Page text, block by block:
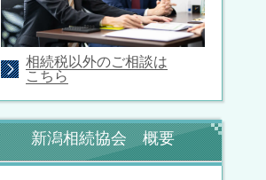
相続税以外のご相談は
こちら
新潟相続協会 概要